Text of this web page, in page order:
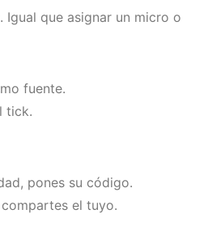
que asignar un micro o
fuente.
tick.
pones su código.
el tuyo.